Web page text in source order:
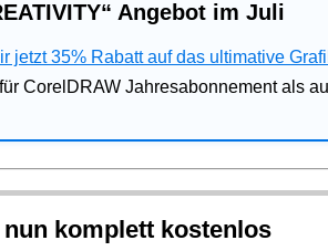
Angebot im Juli
jetzt 35% Rabatt auf das ultimative
CorelDRAW Jahresabonnement als
komplett kostenlos